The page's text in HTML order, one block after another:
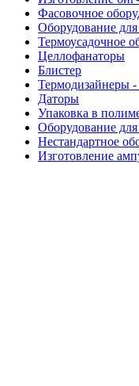
Фасовочное
Оборудование
Термоусадочное
Целлофанаторы
Блистер
Термодизайнеры -
Даторы
Упаковка в
Оборудование
Нестандартное
Изготовление